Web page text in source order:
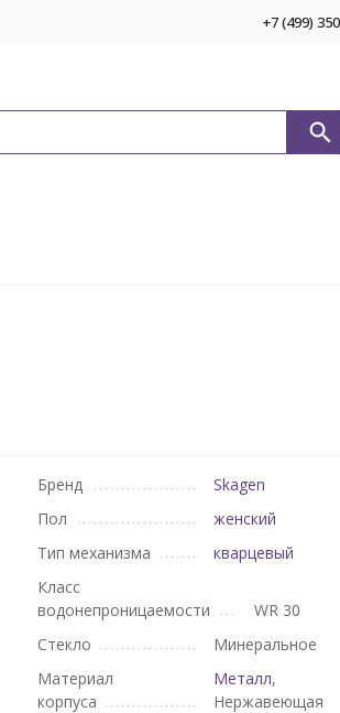
+7 (499)
Бренд
Skagen
Пол
женский
Тип механизма
кварцевый
Класс
водонепроницаемости
WR 30
Стекло
Минеральное
Материал
корпуса
Металл,
Нержавеющая